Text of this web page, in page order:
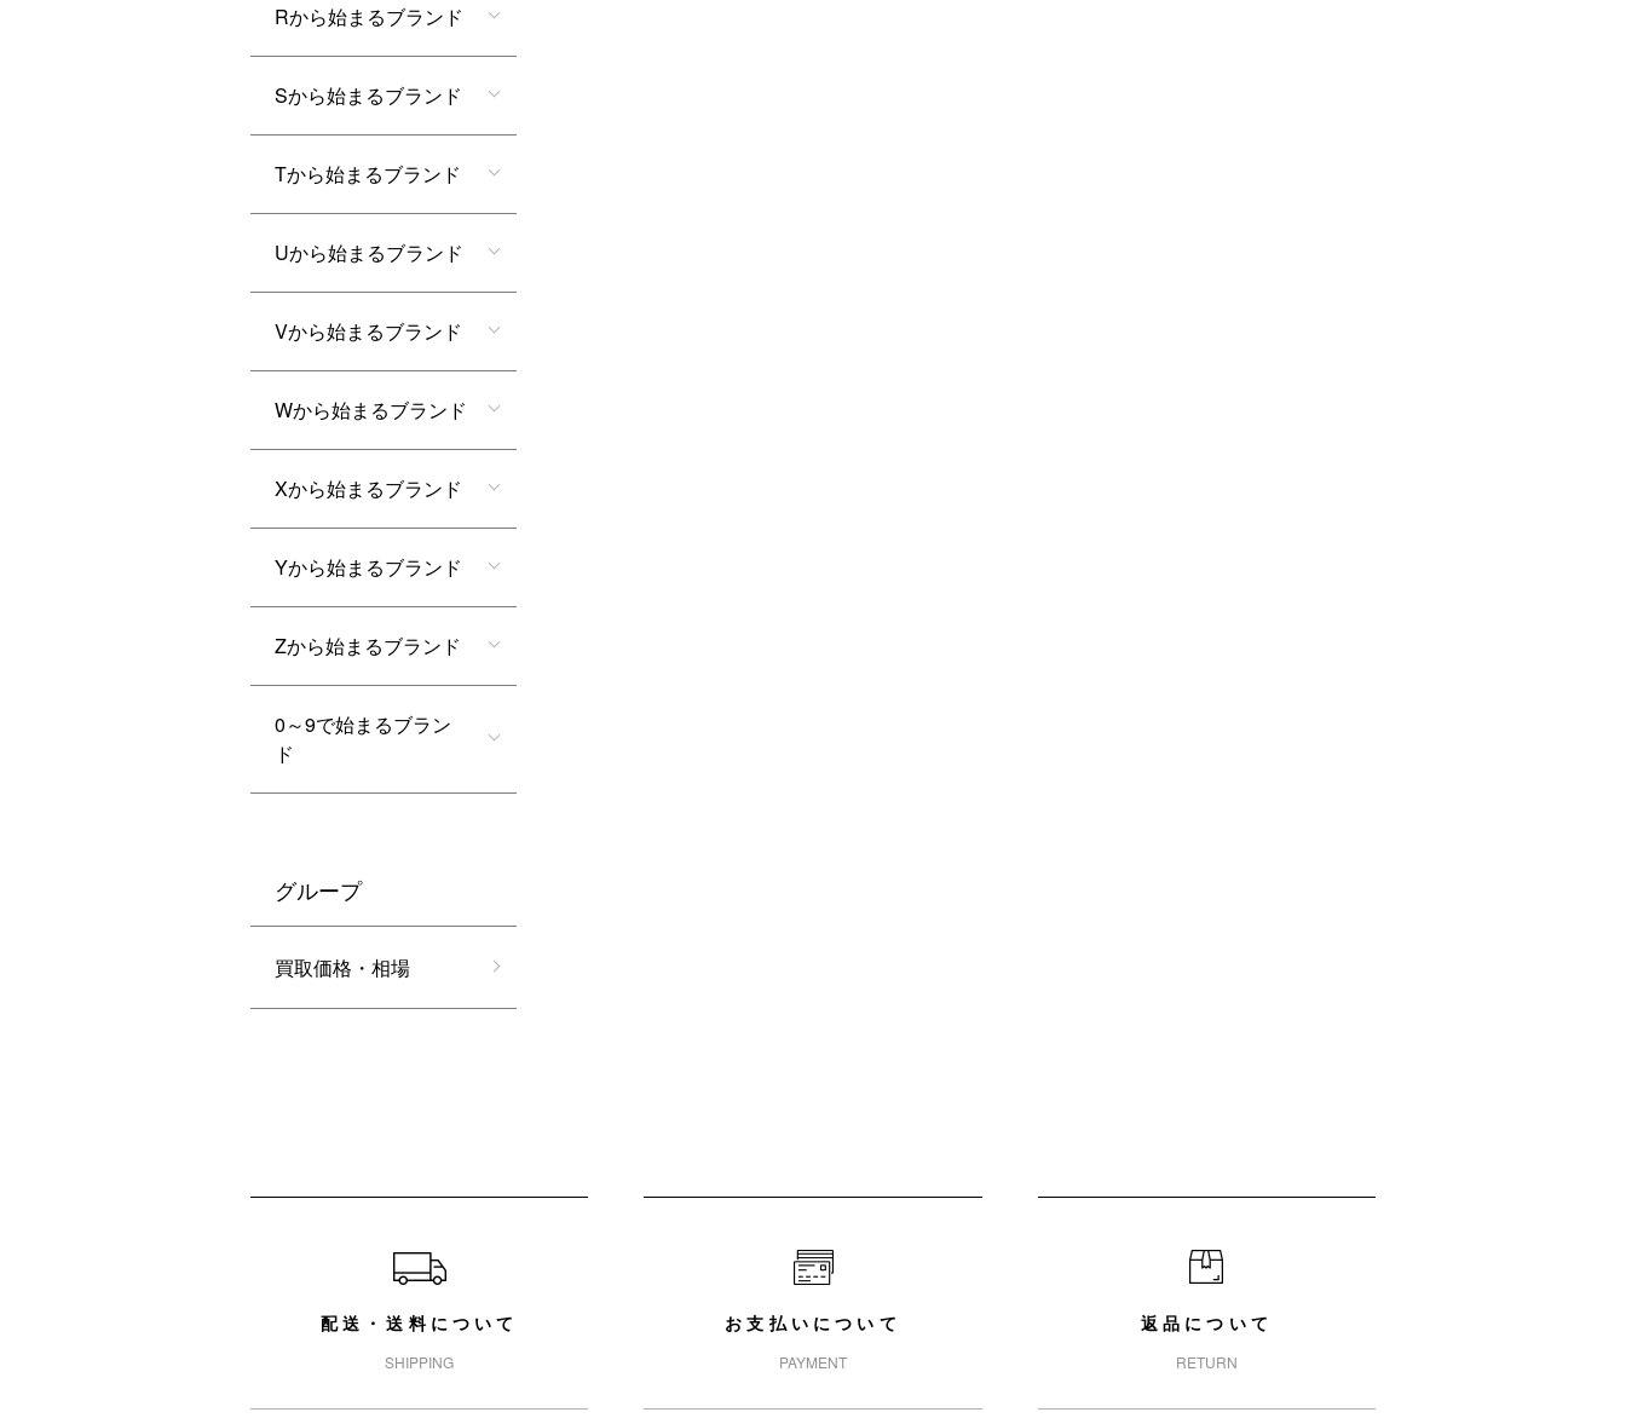
Rから始まるブランド
Sから始まるブランド
Tから始まるブランド
Uから始まるブランド
Vから始まるブランド
Wから始まるブランド
Xから始まるブランド
Yから始まるブランド
Zから始まるブランド
0～9で始まるブラン
ド
グループ
買取価格・相場
配送・送料について
SHIPPING
お支払いについて
PAYMENT
返品について
RETURN